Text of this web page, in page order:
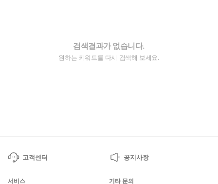
검색결과가 없습니다.
원하는 키워드를 다시 검색해 보세요.
고객센터 공지사항
서비스 기타 문의